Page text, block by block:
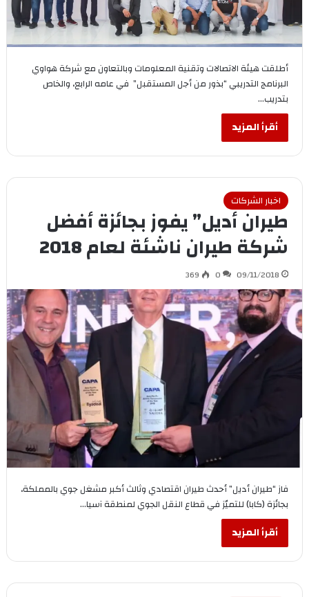
أطلقت هيئة الاتصالات وتقنية المعلومات وبالتعاون مع شركة هواوي
البرنامج التدريبي “بذور من أجل المستقبل” في عامه الرابع، والخاص
بتدريب…
أقرأ المزيد
اخبار الشركات
طيران أديل” يفوز بجائزة أفضل
شركة طيران ناشئة لعام 2018
09/11/2018
0
369
فاز “طيران أديل” أحدث طيران اقتصادي وثالث أكبر مشغل جوي بالمملكة،
بجائزة (كابا) للتميّز في قطاع النقل الجوي لمنطقة آسيا…
أقرأ المزيد